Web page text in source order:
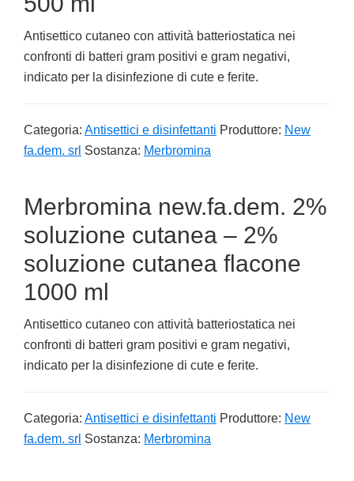
Antisettico cutaneo con attività batteriostatica nei
confronti di batteri gram positivi e gram negativi,
indicato per la disinfezione di cute e ferite.
Categoria: Antisettici e disinfettanti Produttore: New
fa.dem. srl Sostanza: Merbromina
Merbromina new.fa.dem. 2%
soluzione cutanea – 2%
soluzione cutanea flacone
1000 ml
Antisettico cutaneo con attività batteriostatica nei
confronti di batteri gram positivi e gram negativi,
indicato per la disinfezione di cute e ferite.
Categoria: Antisettici e disinfettanti Produttore: New
fa.dem. srl Sostanza: Merbromina